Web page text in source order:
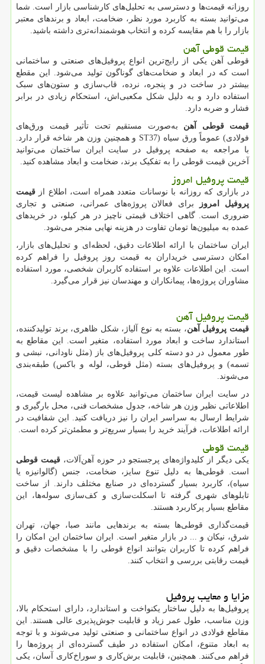
روزانه قیمت‌ها و دسترسی به تحلیل‌های کارشناسی بازار است. شما
می‌توانید بسته به کاربرد مورد نظر، ضخامت، ابعاد و برندهای معتبر
بازار را با هم مقایسه کرده و انتخاب هوشمندانه‌تری داشته باشید.
قیمت قوطی آهن
قوطی آهن یکی از رایج‌ترین انواع پروفیل‌های صنعتی و ساختمانی
است که در ابعاد و ضخامت‌های گوناگون تولید می‌شود. این مقطع
بیشتر در ساخت در و پنجره، نرده، قاب‌سازی و ستون‌های سبک
استفاده دارد و به دلیل شکل مکعبی‌اش، استحکام زیادی در برابر
فشار و ضربه دارد.
قیمت قوطی آهن به‌صورت مستقیم تحت تأثیر قیمت ورق‌های
فولادی( عموماً ورق سیاه ST37) و همچنین وزن هر شاخه قرار دارد.
با مراجعه به صفحه پروفیل در سایت ایران ساختمان می‌توانید
آخرین قیمت قوطی را به تفکیک برند، ضخامت و ابعاد مشاهده کنید.
قیمت پروفیل امروز
در بازاری که روزانه با نوسانات متعدد همراه است، اطلاع از قیمت
پروفیل امروز
برای فعالان پروژه‌های عمرانی، صنعتی و تجاری
ضروری است. گاهی اختلاف قیمتی ناچیز در هر کیلو، در خریدهای
عمده به میلیون‌ها تومان تفاوت در هزینه نهایی منجر می‌شود.
ایران ساختمان با ارائه اطلاعات دقیق، لحظه‌ای و تحلیل‌های بازار،
امکان دسترسی خریداران به قیمت روز پروفیل را فراهم کرده
است. این اطلاعات علاوه بر استفاده کاربران شخصی، مورد استفاده
مشاوران پروژه‌ها، پیمانکاران و مهندسان نیز قرار می‌گیرد.
قیمت پروفیل آهن
قیمت پروفیل آهن، بسته به نوع آلیاژ، شکل ظاهری، برند تولیدکننده،
استاندارد ساخت و ابعاد مورد استفاده، متغیر است. این مقاطع به
طور معمول در دو دسته کلی پروفیل‌های باز (مثل ناودانی، نبشی و
تسمه) و پروفیل‌های بسته (مثل قوطی، لوله و باکس) طبقه‌بندی
می‌شوند.
در سایت ایران ساختمان می‌توانید علاوه بر مشاهده لیست قیمت،
اطلاعاتی نظیر وزن هر شاخه، جدول مشخصات فنی، محل بارگیری و
شرایط ارسال به سراسر ایران را نیز دریافت کنید. این شفافیت در
ارائه اطلاعات، فرآیند خرید را بسیار سریع‌تر و مطمئن‌تر کرده است.
قیمت قوطی
یکی دیگر از کلیدواژه‌های پرجستجو در حوزه آهن‌آلات، قیمت قوطی
است. قوطی‌ها به دلیل تنوع سایز، ضخامت، جنس (گالوانیزه یا
سیاه)، کاربرد بسیار گسترده‌ای در صنایع مختلف دارند. از ساخت
تابلوهای شهری گرفته تا اسکلت‌سازی و کف‌سازی سوله‌ها، این
مقاطع بسیار پرکاربرد هستند.
قیمت‌گذاری قوطی‌ها بسته به برندهایی مانند صبا، جهان، تهران
شرق، نیکان و ... در بازار متغیر است. ایران ساختمان این امکان را
فراهم کرده تا کاربران بتوانند انواع قوطی را با مشخصات دقیق و
قیمت رقابتی بررسی و انتخاب کنند.
مزایا و معایب پروفیل
پروفیل‌ها به دلیل ساختار یکنواخت و استاندارد، دارای استحکام بالا،
وزن مناسب، طول عمر زیاد و قابلیت جوش‌پذیری عالی هستند. این
مقاطع فولادی در انواع ساختمانی و صنعتی تولید می‌شوند و با توجه
به ابعاد متنوع، امکان استفاده در طیف گسترده‌ای از پروژه‌ها را
فراهم می‌کنند. همچنین، قابلیت برش‌کاری و سوراخ‌کاری آسان، یکی